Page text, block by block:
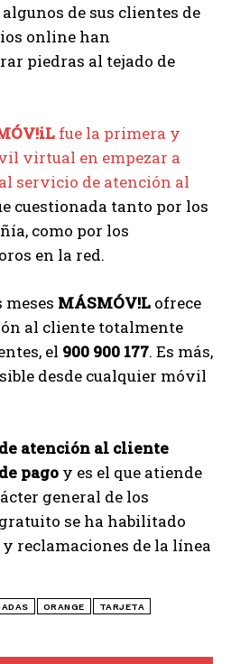
algunos de sus clientes de
online han
piedras al tejado de
fue la primera y
virtual en empezar a
servicio de atención al
cuestionada tanto por los
como por los
en la red.
meses MÁSMÓV!L ofrece
al cliente totalmente
el 900 900 177. Es más,
desde cualquier móvil
atención al cliente
pago y es el que atiende
general de los
se ha habilitado
reclamaciones de la línea
ORANGE TARJETA